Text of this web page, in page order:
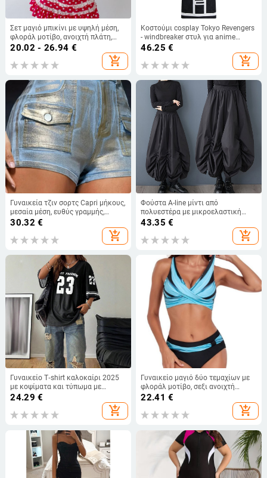
Σετ μαγιό μπικίνι με υψηλή μέση,
φλοράλ μοτίβο, ανοιχτή πλάτη,
επένδυση στήθους, νάιλον ύφασμα,
επένδυση πολυεστέρα με 20%
σπάντεξ
20.02 - 26.94 €
add_shopping_cart
Κοστούμι cosplay Tokyo Revengers
- windbreaker στυλ για anime
ενδυμασία, unisex
46.25 €
add_shopping_cart
Γυναικεία τζιν σορτς Capri μήκους,
μεσαία μέση, ευθύς γραμμής,
πλυμένο ντέμινο (50–70%
30.32 €
add_shopping_cart
Φούστα A-line μίντι από
πολυεστέρα με μικροελαστική
μέση και πάνελ ραφών, άνοιξη
2026, ιαπωνοκορεατικό casual
στυλ
43.35 €
add_shopping_cart
Γυναικείο T‑shirt καλοκαίρι 2025
με κοψίματα και τύπωμα με
κείμενο, streetwear, έμπνευση Y2K
24.29 €
add_shopping_cart
Γυναικείο μαγιό δύο τεμαχίων με
φλοράλ μοτίβο, σεξι ανοιχτή
πλάτη, επενδυμένο στηθό, ύφασμα
πολυεστέρα με επένδυση από
σπάντεξ (82% πολυεστέρας, 18%
22.41 €
add_shopping_cart